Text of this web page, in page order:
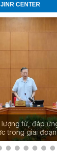
JINR CENTER
tử, đáp
trong giai đoạn